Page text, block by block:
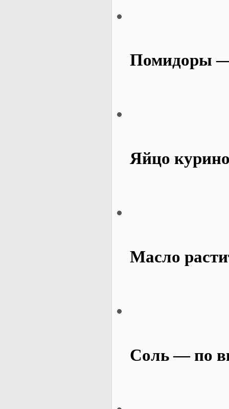
Помидоры
Яйцо
Масло
Соль — по